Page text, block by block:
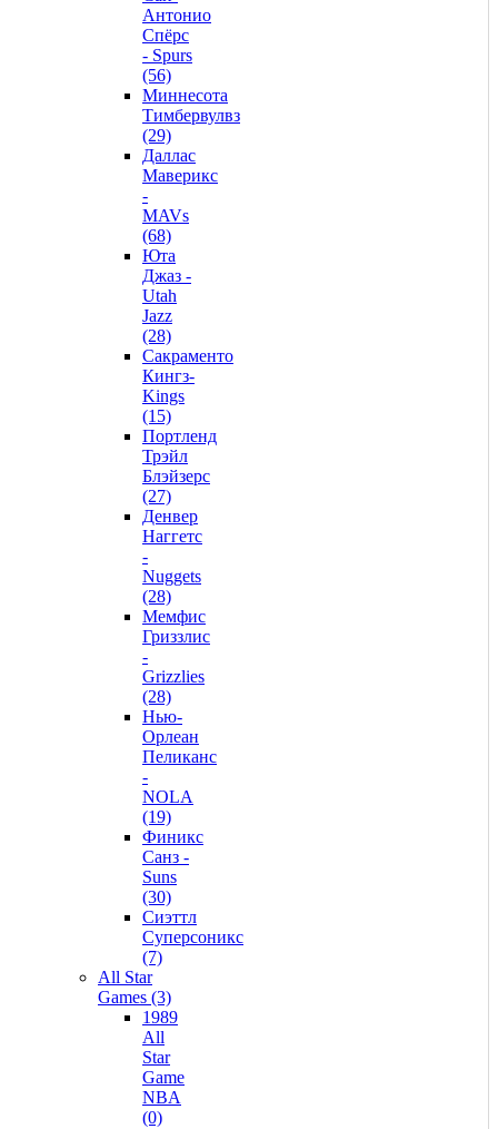
Антонио
Спёрс
- Spurs
(56)
Миннесота
Тимбервулвз
(29)
Даллас
Маверикс
-
MAVs
(68)
Юта
Джаз -
Utah
Jazz
(28)
Сакраменто
Кингз-
Kings
(15)
Портленд
Трэйл
Блэйзерс
(27)
Денвер
Наггетс
-
Nuggets
(28)
Мемфис
Гриззлис
-
Grizzlies
(28)
Нью-
Орлеан
Пеликанс
-
NOLA
(19)
Финикс
Санз -
Suns
(30)
Сиэттл
Суперсоникс
(7)
All Star
Games (3)
1989
All
Star
Game
NBA
(0)